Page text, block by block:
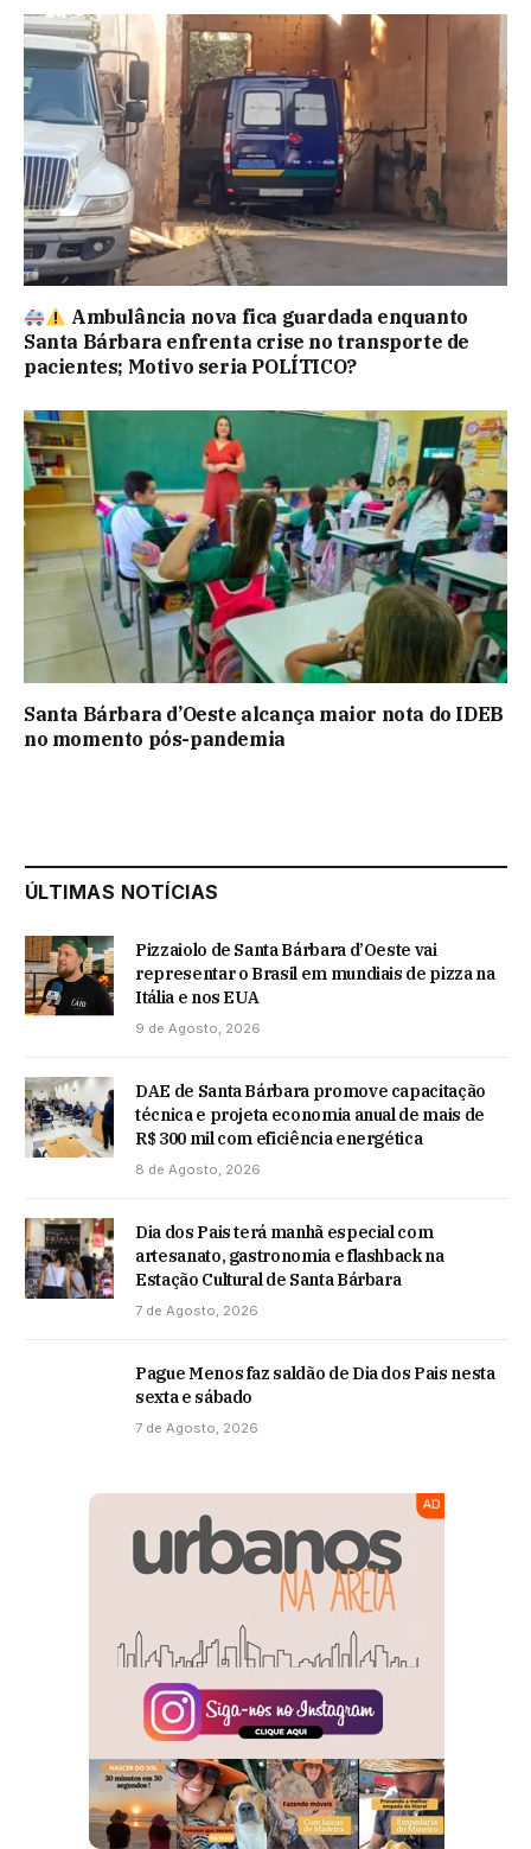
Ambulância nova fica guardada enquanto
Santa Bárbara enfrenta crise no transporte de
pacientes; Motivo seria POLÍTICO?
Santa Bárbara d’Oeste alcança maior nota do IDEB
no momento pós-pandemia
ÚLTIMAS NOTÍCIAS
Pizzaiolo de Santa Bárbara d’Oeste vai
representar o Brasil em mundiais de pizza na
Itália e nos EUA
9 de Agosto, 2026
DAE de Santa Bárbara promove capacitação
técnica e projeta economia anual de mais de
R$ 300 mil com eficiência energética
8 de Agosto, 2026
Dia dos Pais terá manhã especial com
artesanato, gastronomia e flashback na
Estação Cultural de Santa Bárbara
7 de Agosto, 2026
Pague Menos faz saldão de Dia dos Pais nesta
sexta e sábado
7 de Agosto, 2026